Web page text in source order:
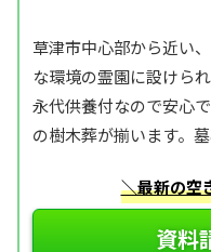
草津市中心部から近い
な環境の霊園に設けら
永代供養付なので安心
の樹木葬が揃います。
＼最新の空
資料